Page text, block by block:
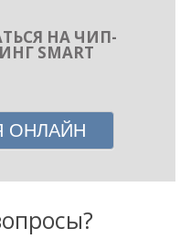
НА ЧИП-
SMART
ОНЛАЙН